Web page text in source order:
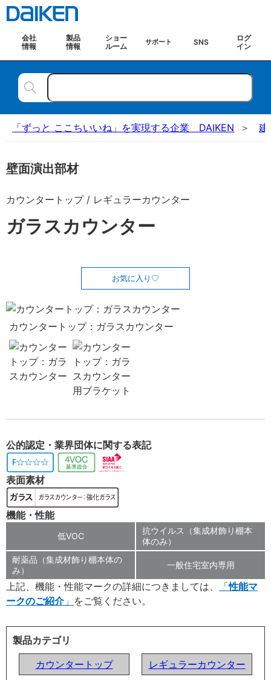
会社
情報
製品
情報
ショー
ルーム
サポート SNS
ログ
イン
「ずっと ここちいいね」を実現する企業 DAIKEN 建
壁面演出部材
カウンタートップ / レギュラーカウンター
ガラスカウンター
お気に入り
カウンタートップ：ガラスカウンター
公的認定・業界団体に関する表記
表面素材
機能・性能
低VOC
抗ウイルス（集成材飾り棚本
体のみ）
耐薬品（集成材飾り棚本体の
み）
一般住宅室内専用
上記、機能・性能マークの詳細につきましては、
性能マ
ークのご紹介
をご覧ください。
製品カテゴリ
カウンタートップ
レギュラーカウンター